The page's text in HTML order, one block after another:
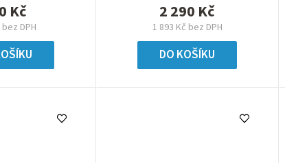
DPH
Kč
1 893 Kč bez DPH
2 290 Kč
DO KOŠÍKU